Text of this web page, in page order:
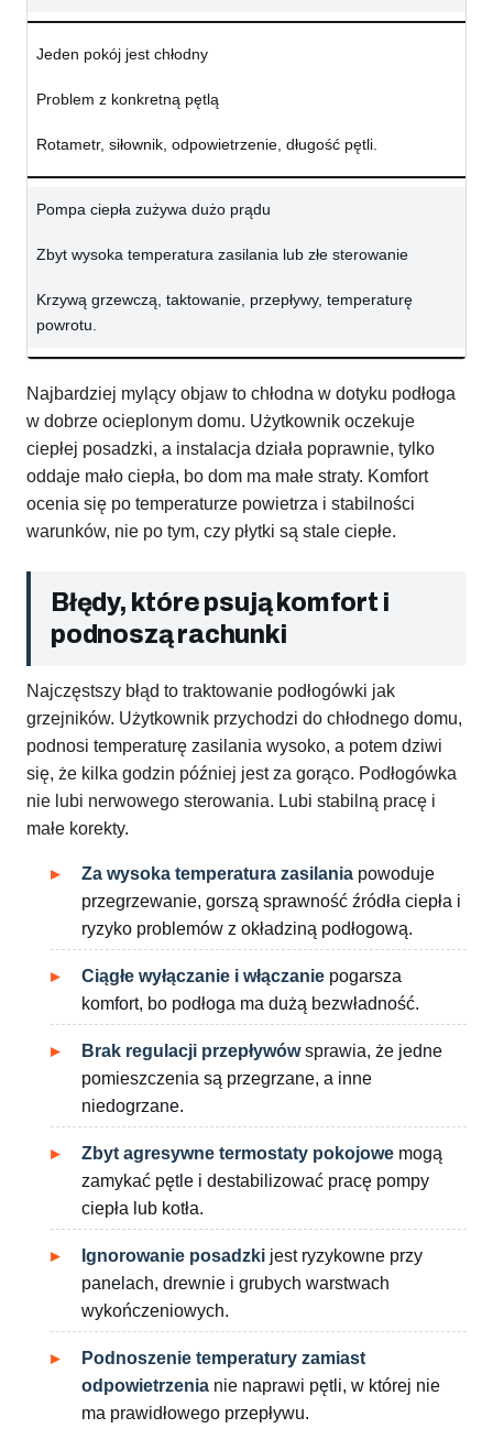
Jeden pokój jest chłodny
Problem z konkretną pętlą
Rotametr, siłownik, odpowietrzenie, długość pętli.
Pompa ciepła zużywa dużo prądu
Zbyt wysoka temperatura zasilania lub złe sterowanie
Krzywą grzewczą, taktowanie, przepływy, temperaturę
powrotu.
Najbardziej mylący objaw to chłodna w dotyku podłoga
w dobrze ocieplonym domu. Użytkownik oczekuje
ciepłej posadzki, a instalacja działa poprawnie, tylko
oddaje mało ciepła, bo dom ma małe straty. Komfort
ocenia się po temperaturze powietrza i stabilności
warunków, nie po tym, czy płytki są stale ciepłe.
Błędy, które psują komfort i
podnoszą rachunki
Najczęstszy błąd to traktowanie podłogówki jak
grzejników. Użytkownik przychodzi do chłodnego domu,
podnosi temperaturę zasilania wysoko, a potem dziwi
się, że kilka godzin później jest za gorąco. Podłogówka
nie lubi nerwowego sterowania. Lubi stabilną pracę i
małe korekty.
Za wysoka temperatura zasilania powoduje
przegrzewanie, gorszą sprawność źródła ciepła i
ryzyko problemów z okładziną podłogową.
Ciągłe wyłączanie i włączanie pogarsza
komfort, bo podłoga ma dużą bezwładność.
Brak regulacji przepływówsprawia, że jedne
pomieszczenia są przegrzane, a inne
niedogrzane.
Zbyt agresywne termostaty pokojowe mogą
zamykać pętle i destabilizować pracę pompy
ciepła lub kotła.
Ignorowanie posadzki jest ryzykowne przy
panelach, drewnie i grubych warstwach
wykończeniowych.
Podnoszenie temperatury zamiast
odpowietrzenia nie naprawi pętli, w której nie
ma prawidłowego przepływu.